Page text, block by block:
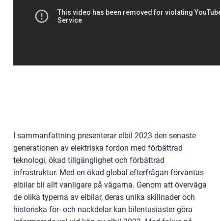
I sammanfattning presenterar elbil 2023 den senaste
generationen av elektriska fordon med förbättrad
teknologi, ökad tillgänglighet och förbättrad
infrastruktur. Med en ökad global efterfrågan förväntas
elbilar bli allt vanligare på vägarna. Genom att överväga
de olika typerna av elbilar, deras unika skillnader och
historiska för- och nackdelar kan bilentusiaster göra